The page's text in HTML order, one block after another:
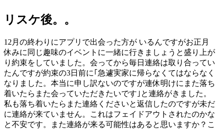
リスケ後。。
12月の終わりにアプリで出会った方が いるんですがお正月
休みに同じ趣味のイベントに一緒に行きましょうと盛り上が
り約束をしていました。会ってから毎日連絡は取り合ってい
たんですが約束の3日前に｢急遽実家に帰らなくてはならなく
なりました。本当に申し訳ないのですが連休明けにまた落ち
着いたらまた会っていただきたいです｣と連絡がきました。
私も落ち着いたらまた連絡くださいと返信したのですが未だ
に連絡が来ていません。これはフェイドアウトされたのかな
と不安です。また連絡が来る可能性はあると思いますか？こ